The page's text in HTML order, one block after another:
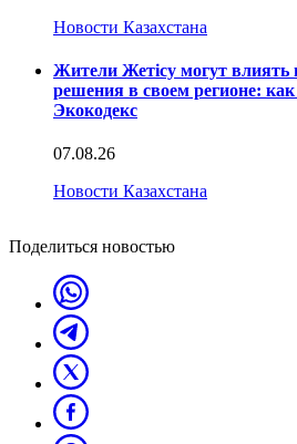
Новости Казахстана
Жители Жетісу могут влиять
решения в своем регионе:
Экокодекс
07.08.26
Новости Казахстана
Поделиться новостью